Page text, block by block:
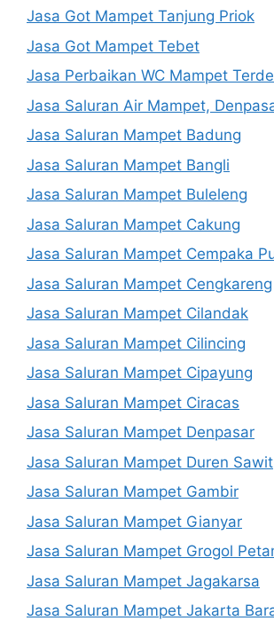
Jasa Got Mampet Tanjung Priok
Jasa Got Mampet Tebet
Jasa Perbaikan WC Mampet
Jasa Saluran Air Mampet,
Jasa Saluran Mampet Badung
Jasa Saluran Mampet Bangli
Jasa Saluran Mampet Buleleng
Jasa Saluran Mampet Cakung
Jasa Saluran Mampet Cempaka
Jasa Saluran Mampet Cengkareng
Jasa Saluran Mampet Cilandak
Jasa Saluran Mampet Cilincing
Jasa Saluran Mampet Cipayung
Jasa Saluran Mampet Ciracas
Jasa Saluran Mampet Denpasar
Jasa Saluran Mampet Duren Sawit
Jasa Saluran Mampet Gambir
Jasa Saluran Mampet Gianyar
Jasa Saluran Mampet Grogol
Jasa Saluran Mampet Jagakarsa
Jasa Saluran Mampet Jakarta